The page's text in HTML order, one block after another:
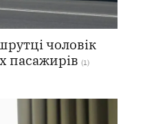
чоловік
пасажирів (1)